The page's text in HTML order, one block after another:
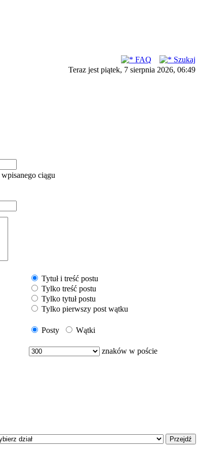
FAQ
Szukaj
Teraz jest piątek, 7 sierpnia 2026, 06:49
ciągu
Tytuł i treść postu
Tylko treść postu
Tylko tytuł postu
Tylko pierwszy post wątku
Posty Wątki
znaków w poście